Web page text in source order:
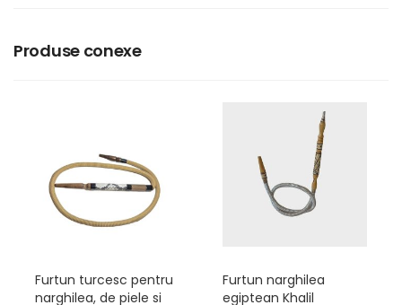
Produse conexe
Furtun turcesc pentru
narghilea, de piele si
Furtun narghilea
egiptean Khalil